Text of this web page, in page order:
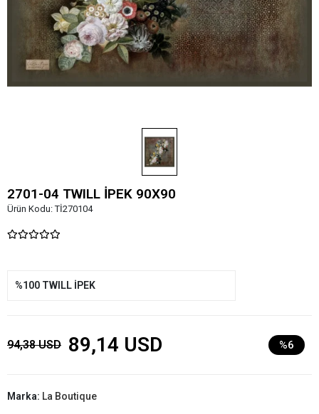
2701-04 TWILL İPEK 90X90
Ürün Kodu:Tİ270104
%100 TWILL İPEK
94,38 USD 89,14 USD %6
Marka: La Boutique